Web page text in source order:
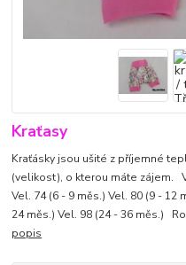
Kraťasy
Kraťásky jsou ušité z příjemné
(velikost), o kterou máte zájem.
Vel. 74 (6 - 9 měs.) Vel. 80 (9 - 12
24 měs.) Vel. 98 (24 - 36 měs.)
popis